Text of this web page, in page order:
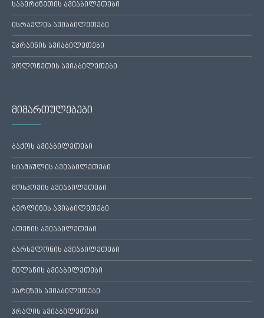
საბერძნეთის ავიაბილეთები
ისრაელის ავიაბილეთები
უკრაინის ავიაბილეთები
პოლონეთის ავიაბილეთები
მიმართულებები
ბაქოს ავიაბილეთები
სტამბულის ავიაბილეთები
მოსკოვის ავიაბილეთები
ბერლინის ავიაბილეთები
ათენის ავიაბილეთები
ბარსელონის ავიაბილეთები
მილანის ავიაბილეთები
პარიზის ავიაბილეთები
პრაღის ავიაბილეთები